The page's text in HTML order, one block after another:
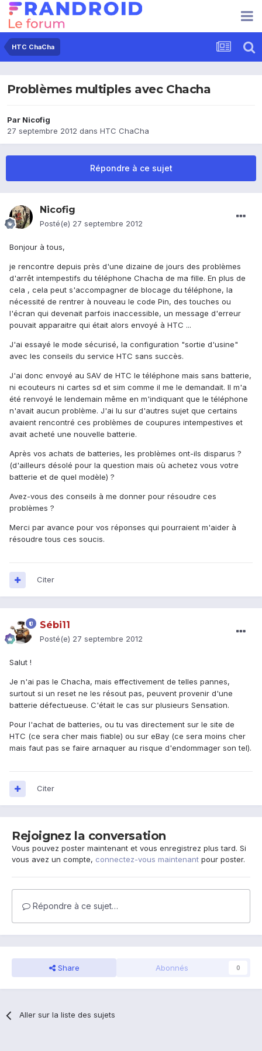
HTC ChaCha
Problèmes multiples avec Chacha
Par Nicofig
27 septembre 2012 dans HTC ChaCha
Répondre à ce sujet
Nicofig
Posté(e) 27 septembre 2012
Bonjour à tous,
je rencontre depuis près d'une dizaine de jours des problèmes
d'arrêt intempestifs du téléphone Chacha de ma fille. En plus de
cela , cela peut s'accompagner de blocage du téléphone, la
nécessité de rentrer à nouveau le code Pin, des touches ou
l'écran qui devenait parfois inaccessible, un message d'erreur
pouvait apparaitre qui était alors envoyé à HTC ...
J'ai essayé le mode sécurisé, la configuration "sortie d'usine"
avec les conseils du service HTC sans succès.
J'ai donc envoyé au SAV de HTC le téléphone mais sans batterie,
ni ecouteurs ni cartes sd et sim comme il me le demandait. Il m'a
été renvoyé le lendemain même en m'indiquant que le téléphone
n'avait aucun problème. J'ai lu sur d'autres sujet que certains
avaient rencontré ces problèmes de coupures intempestives et
avait acheté une nouvelle batterie.
Après vos achats de batteries, les problèmes ont-ils disparus ?
(d'ailleurs désolé pour la question mais où achetez vous votre
batterie et de quel modèle) ?
Avez-vous des conseils à me donner pour résoudre ces
problèmes ?
Merci par avance pour vos réponses qui pourraient m'aider à
résoudre tous ces soucis.
Citer
Sébi11
Posté(e) 27 septembre 2012
Salut !
Je n'ai pas le Chacha, mais effectivement de telles pannes,
surtout si un reset ne les résout pas, peuvent provenir d'une
batterie défectueuse. C'était le cas sur plusieurs Sensation.
Pour l'achat de batteries, ou tu vas directement sur le site de
HTC (ce sera cher mais fiable) ou sur eBay (ce sera moins cher
mais faut pas se faire arnaquer au risque d'endommager son tel).
Citer
Rejoignez la conversation
Vous pouvez poster maintenant et vous enregistrez plus tard. Si
vous avez un compte, connectez-vous maintenant pour poster.
Répondre à ce sujet…
Share Abonnés 0
Aller sur la liste des sujets